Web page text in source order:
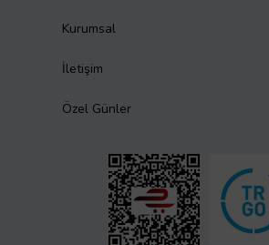
Kurumsal
İletişim
Özel Günler